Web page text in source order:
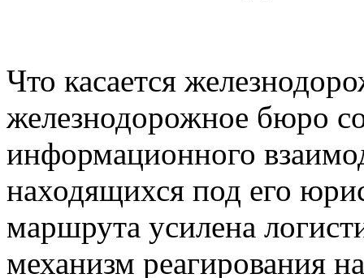
Что касается
железнодорожное бюро
информационного
находящихся под его
маршрута усилена
механизм реагирования